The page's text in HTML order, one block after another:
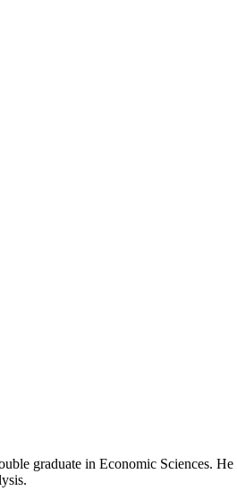
graduate in Economic Sciences.